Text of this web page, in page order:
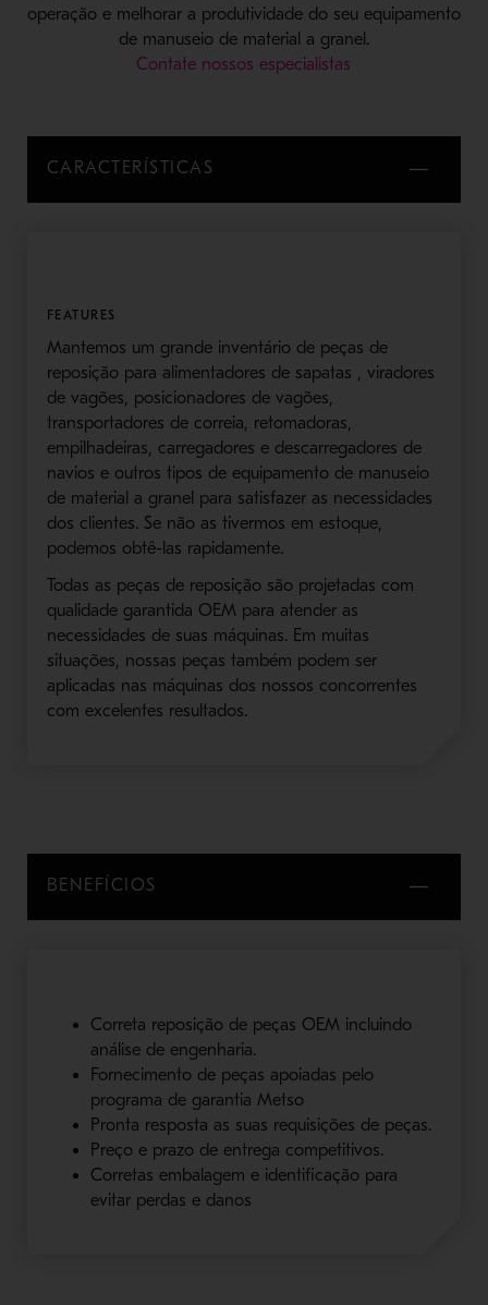
operação e melhorar a produtividade do seu equipamento
de manuseio de material a granel.
Contate nossos especialistas
CARACTERÍSTICAS
FEATURES
Mantemos um grande inventário de peças de
reposição para alimentadores de sapatas , viradores
de vagões, posicionadores de vagões,
transportadores de correia, retomadoras,
empilhadeiras, carregadores e descarregadores de
navios e outros tipos de equipamento de manuseio
de material a granel para satisfazer as necessidades
dos clientes. Se não as tivermos em estoque,
podemos obtê-las rapidamente.
Todas as peças de reposição são projetadas com
qualidade garantida OEM para atender as
necessidades de suas máquinas. Em muitas
situações, nossas peças também podem ser
aplicadas nas máquinas dos nossos concorrentes
com excelentes resultados.
BENEFÍCIOS
Correta reposição de peças OEM incluindo
análise de engenharia.
Fornecimento de peças apoiadas pelo
programa de garantia Metso
Pronta resposta as suas requisições de peças.
Preço e prazo de entrega competitivos.
Corretas embalagem e identificação para
evitar perdas e danos